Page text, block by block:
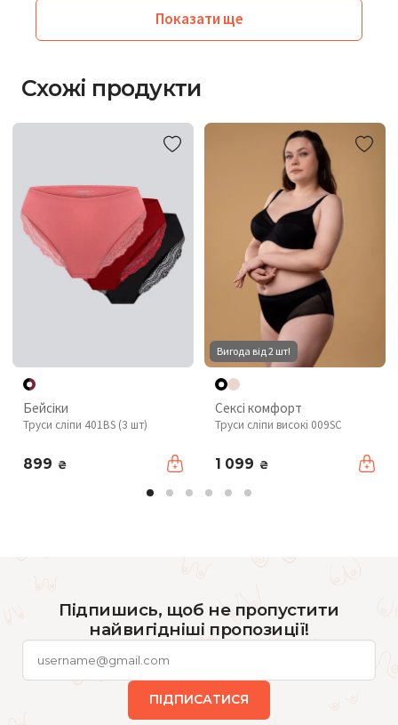
Показати ще
Схожі продукти
Бейсіки
Труси сліпи 401BS (3 шт)
899 ₴
Вигода від 2 шт!
Сексі комфорт
Труси сліпи високі 009SC
1 099 ₴
Підпишись, щоб не пропустити
найвигідніші пропозиції!
ПІДПИСАТИСЯ